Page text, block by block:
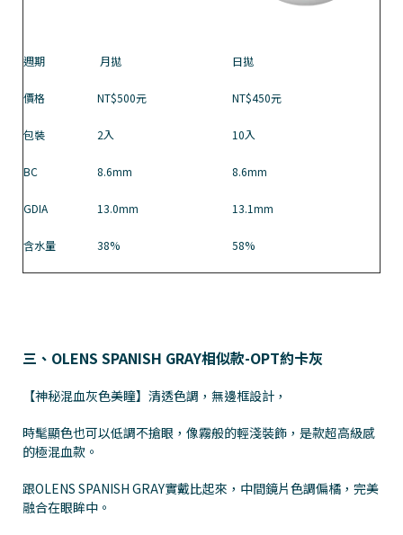
週期 月拋 日拋
價格 NT$500元 NT$450元
包裝 2入 10入
BC 8.6mm 8.6mm
GDIA 13.0mm 13.1mm
含水量 38% 58%
三、OLENS SPANISH GRAY相似款-OPT約卡灰
【神秘混血灰色美瞳】清透色調，無邊框設計，
時髦顯色也可以低調不搶眼，像霧般的輕淺裝飾，是款超高級感
的極混血款。
跟OLENS SPANISH GRAY實戴比起來，中間鏡片色調偏橘，完美
融合在眼眸中。